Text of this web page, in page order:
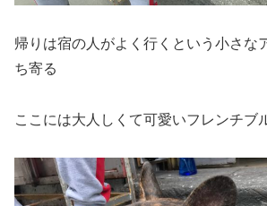
帰りは宿の人がよく行くという小さな
ち寄る
ここには大人しくて可愛いフレンチブ